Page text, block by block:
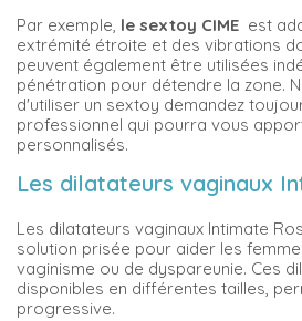
Par exemple, le sextoy CIME est
extrémité étroite et des vibrations
peuvent également être utilisées
pénétration pour détendre la zone.
d'utiliser un sextoy demandez
professionnel qui pourra vous
personnalisés.
Les dilatateurs vaginaux
Les dilatateurs vaginaux Intimate
solution prisée pour aider les
vaginisme ou de dyspareunie. Ces
disponibles en différentes tailles,
progressive.